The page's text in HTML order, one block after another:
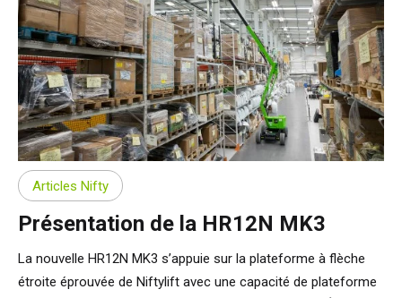
Articles Nifty
Présentation de la HR12N MK3
La nouvelle HR12N MK3 s’appuie sur la plateforme à flèche
étroite éprouvée de Niftylift avec une capacité de plateforme